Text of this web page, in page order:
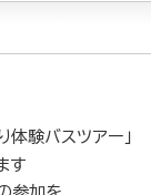
験バスツアー」
す